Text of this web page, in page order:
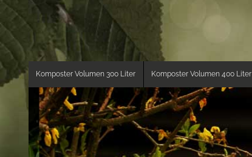
Komposter Volumen 300 Liter Komposter Volumen 400 Liter